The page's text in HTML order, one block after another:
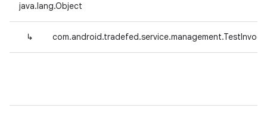
java.lang.Object
↳